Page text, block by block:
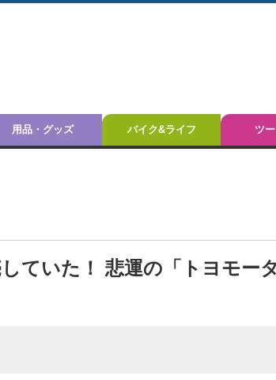
用品・グッズ バイク&ライフ ツ
ていた！ 悲運の「トヨモー